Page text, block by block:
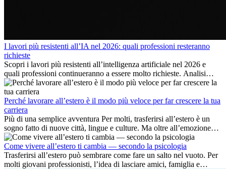
I lavori più resistenti all’IA nel 2026: quali professioni resteranno
richieste
Scopri i lavori più resistenti all’intelligenza artificiale nel 2026 e
quali professioni continueranno a essere molto richieste. Analisi
delle competenze chiave e delle opportunità di carriera
internazionale.
Perché lavorare all’estero è il modo più veloce per far crescere la tua
carriera
Più di una semplice avventura Per molti, trasferirsi all’estero è un
sogno fatto di nuove città, lingue e culture. Ma oltre all’emozione
dell’avventura, lavorare all’estero è anche...
Come vivere all’estero ti cambia — secondo la psicologia
Trasferirsi all’estero può sembrare come fare un salto nel vuoto. Per
molti giovani professionisti, l’idea di lasciare amici, famiglia e